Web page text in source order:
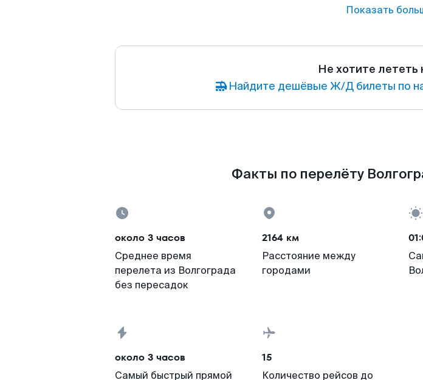
Показать
Не хотите лететь
Найдите дешёвые Ж/Д билеты по
Факты по перелёту
около 3 часов
Среднее время
перелета из Волгограда
без пересадок
2164 км
Расстояние между
городами
около 3 часов
Самый быстрый прямой
15
Количество рейсов до